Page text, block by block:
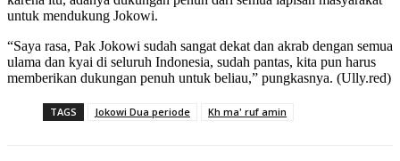
untuk mendukung Jokowi.
“Saya rasa, Pak Jokowi sudah sangat dekat dan akrab dengan semua
ulama dan kyai di seluruh Indonesia, sudah pantas, kita pun harus
memberikan dukungan penuh untuk beliau,” pungkasnya. (Ully.red)
TAGS Jokowi Dua periode Kh ma' ruf amin